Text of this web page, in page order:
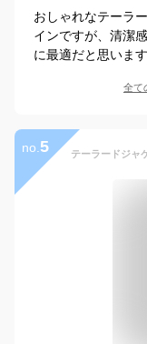
おしゃれなテーラ
インですが、清潔
に最適だと思います
全て
no. 5